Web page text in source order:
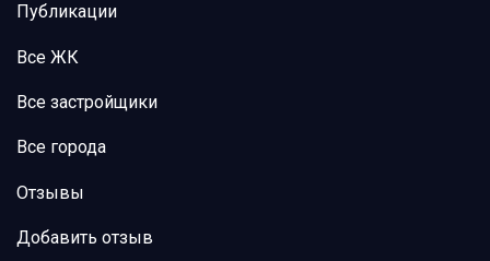
Публикации
Все ЖК
Все застройщики
Все города
Отзывы
Добавить отзыв